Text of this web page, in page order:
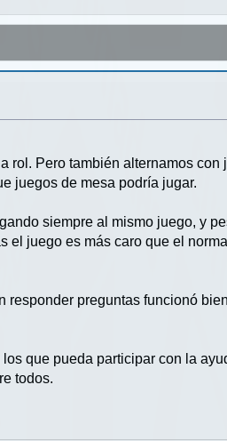
Pero también alternamos con
juegos de mesa podría jugar.
siempre al mismo juego, y
el juego es más caro que el
responder preguntas funcionó
los que pueda participar con la
todos.